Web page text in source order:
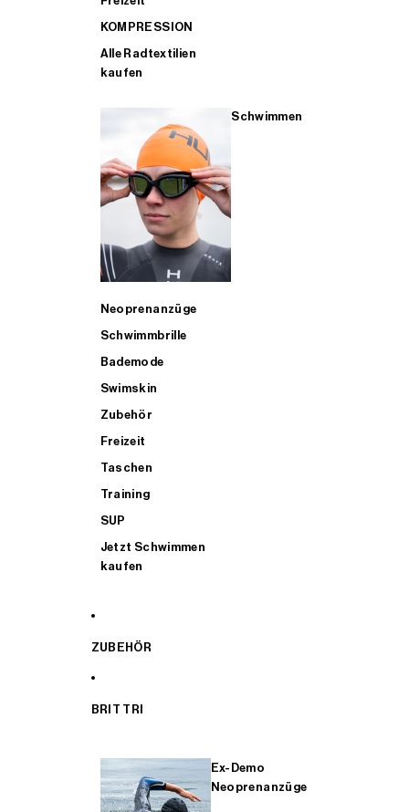
KOMPRESSION
Alle Radtextilien
kaufen
Schwimmen
Neoprenanzüge
Schwimmbrille
Bademode
Swimskin
Zubehör
Freizeit
Taschen
Training
SUP
Jetzt Schwimmen
kaufen
ZUBEHÖR
BRIT TRI
Ex-Demo
Neoprenanzüge